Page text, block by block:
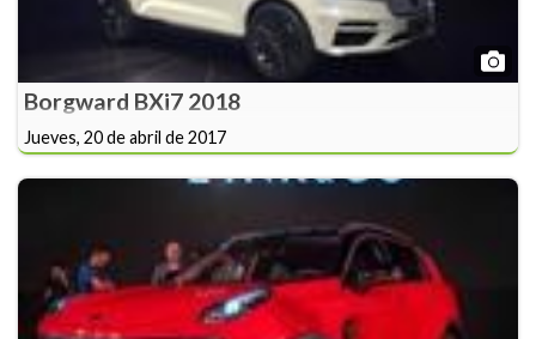
Borgward BXi7 2018
Jueves, 20 de abril de 2017